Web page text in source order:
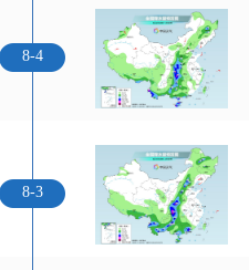
8-4
8-3